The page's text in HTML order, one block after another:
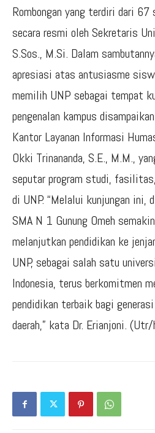
Rombongan yang terdiri dari
secara resmi oleh Sekretaris
S.Sos., M.Si. Dalam
apresiasi atas antusiasme
memilih UNP sebagai tempat
pengenalan kampus
Kantor Layanan Informasi
Okki Trinananda, S.E., M.M.,
seputar program studi,
di UNP. “Melalui kunjungan ini,
SMA N 1 Gunung Omeh
melanjutkan pendidikan ke
UNP, sebagai salah satu
Indonesia, terus berkomitmen
pendidikan terbaik bagi
daerah,” kata Dr. Erianjoni.